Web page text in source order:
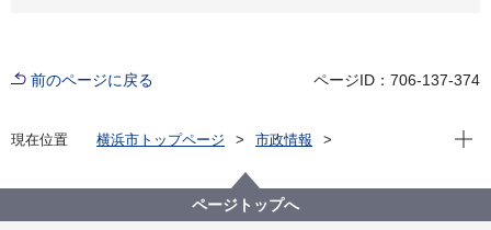
前のページに戻る ページID：706-137-374
現在位置 横浜市トップページ
市政情報
横浜市庁舎地下１階駐車場における駐車料金の誤徴収
について
現在
ページトップへ